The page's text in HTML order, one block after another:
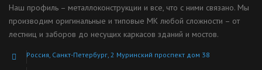
Наш профиль – металлоконструкции и все, что с ними связано. Мы
производим оригинальные и типовые МК любой сложности – от
лестниц и заборов до несущих каркасов зданий и мостов.
Россия, Санкт-Петербург, 2 Муринский проспект дом 38